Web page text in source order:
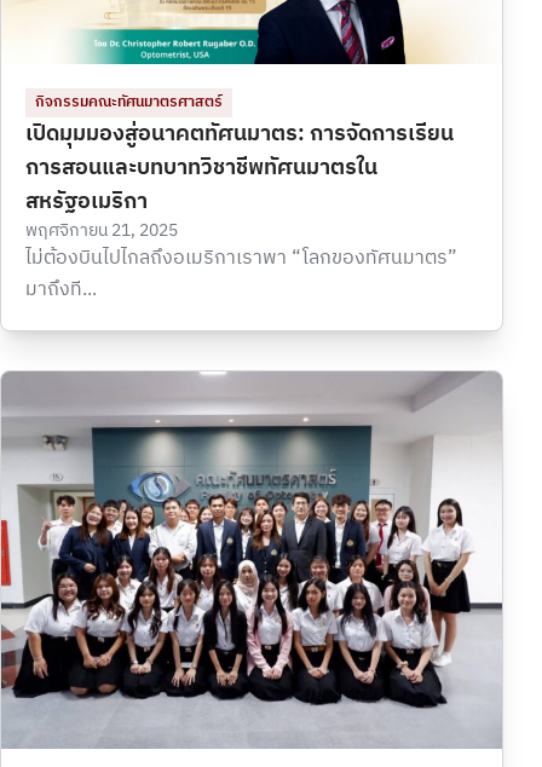
กิจกรรมคณะทัศนมาตรศาสตร์
เปิดมุมมองสู่อนาคตทัศนมาตร: การจัดการเรียน
การสอนและบทบาทวิชาชีพทัศนมาตรใน
สหรัฐอเมริกา
พฤศจิกายน 21, 2025
ไม่ต้องบินไปไกลถึงอเมริกาเราพา “โลกของทัศนมาตร”
มาถึงที...